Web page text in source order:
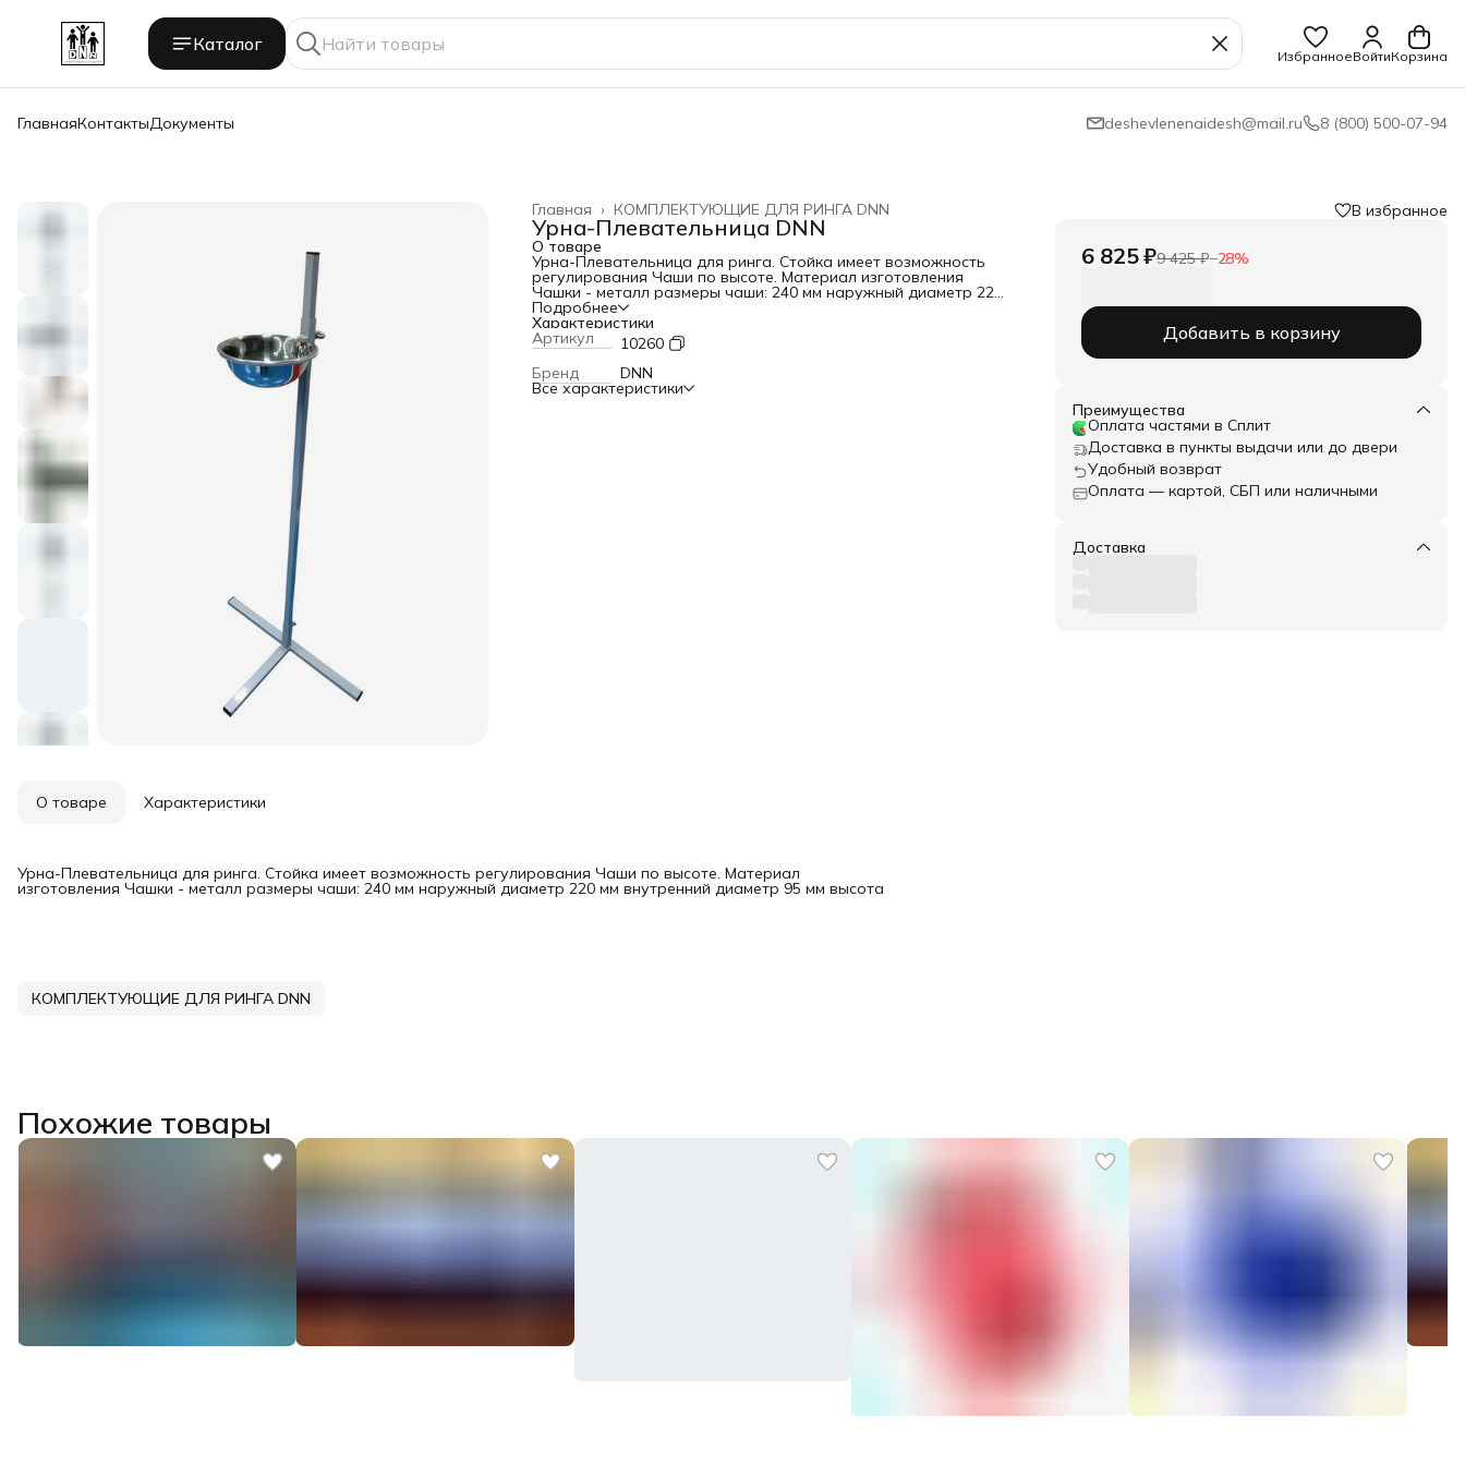
Каталог
ИзбранноеВойтиКорзина
ГлавнаяКонтактыДокументы deshevlenenaidesh@mail.ru 8 (800) 500-07-94
КОМПЛЕКТУЮЩИЕ ДЛЯ РИНГА DNN
Главная ›
Урна-Плевательница DNN
О товаре
Урна-Плевательница для ринга. Стойка имеет возможность
регулирования Чаши по высоте. Материал изготовления
Чашки - металл размеры чаши: 240 мм наружный диаметр 220
мм внутренний диаметр 95 мм высота
Подробнее
Характеристики
Артикул
10260
Бренд
DNN
Все характеристики
В избранное
6 825 ₽9 425 ₽−28%
Добавить в корзину
Преимущества
Оплата частями в Сплит
Доставка в пункты выдачи или до двери
Удобный возврат
Оплата — картой, СБП или наличными
Доставка
О товаре Характеристики
Урна-Плевательница для ринга. Стойка имеет возможность регулирования Чаши по высоте. Материал
изготовления Чашки - металл размеры чаши: 240 мм наружный диаметр 220 мм внутренний диаметр 95 мм высота
КОМПЛЕКТУЮЩИЕ ДЛЯ РИНГА DNN
Похожие товары